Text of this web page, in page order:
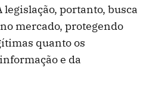
portanto, busca
mercado, protegendo
quanto os
e da